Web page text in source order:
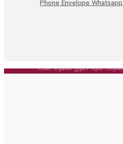
Phone Envelope Whatsapp